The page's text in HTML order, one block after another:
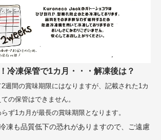
冷凍保管で1カ月・・・解凍後は？
週間の賞味期限にはなりますが、記載された1カ
の保管はできません。
ず1カ月が最長の賞味期限となります。
凍も品質低下の恐れがありますので、ご遠慮